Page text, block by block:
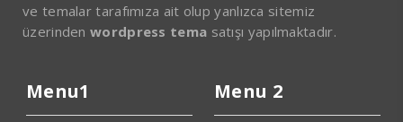
ve temalar tarafımıza ait olup yanlızca sitemiz
üzerinden wordpress tema satışı yapılmaktadır.
Menu1 Menu 2